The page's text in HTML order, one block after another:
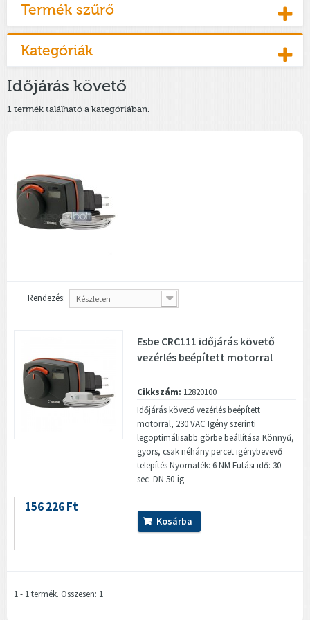
Termék szűrő
Kategóriák
Időjárás követő
1 termék található a kategóriában.
Rendezés: Készleten
Esbe CRC111 időjárás követő
vezérlés beépített motorral
Cikkszám: 12820100
Időjárás követő vezérlés beépített
motorral, 230 VAC Igény szerinti
legoptimálisabb görbe beállítása Könnyű,
gyors, csak néhány percet igénybevevő
telepítés Nyomaték: 6 NM Futási idő: 30
sec DN 50-ig
156 226 Ft
Kosárba
1 - 1 termék. Összesen: 1